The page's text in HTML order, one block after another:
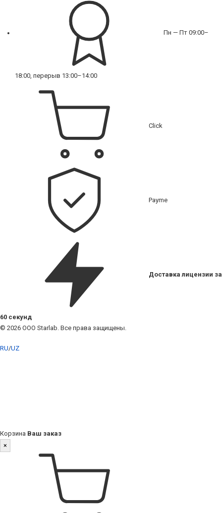
Пн — Пт 09:00–
18:00, перерыв 13:00–14:00
Click
Payme
Доставка лицензии за
60 секунд
© 2026 ООО Starlab. Все права защищены.
RU/UZ
Корзина Ваш заказ
×